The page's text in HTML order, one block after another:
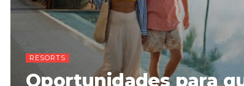
RESORTS
Oportunidades para